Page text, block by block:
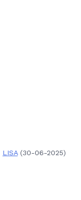
LISA(30-06-2025)